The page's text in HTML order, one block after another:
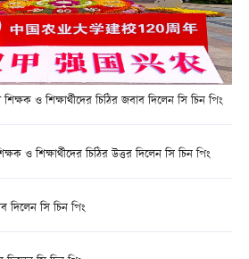
ও শিক্ষার্থীদের চিঠির জবাব দিলেন সি চিন পিং
ও শিক্ষার্থীদের চিঠির উত্তর দিলেন সি চিন পিং
দিলেন সি চিন পিং